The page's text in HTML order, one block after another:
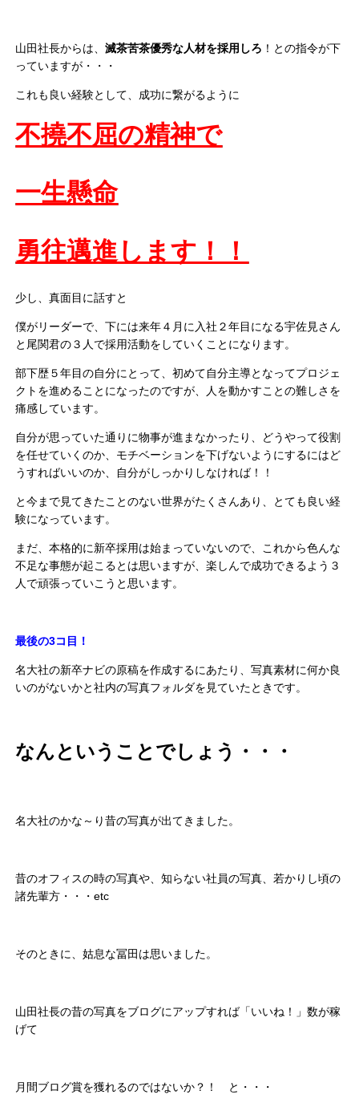
山田社長からは、滅茶苦茶優秀な人材を採用しろ ！との指令が下
っていますが・・・
これも良い経験として、成功に繋がるように
不撓不屈の精神で
一生懸命
勇往邁進します！！
少し、真面目に話すと
僕がリーダーで、下には来年４月に入社２年目になる宇佐見さん
と尾関君の３人で採用活動をしていくことになります。
部下歴５年目の自分にとって、初めて自分主導となってプロジェ
クトを進めることになったのですが、人を動かすことの難しさを
痛感しています。
自分が思っていた通りに物事が進まなかったり、どうやって役割
を任せていくのか、モチベーションを下げないようにするにはど
うすればいいのか、自分がしっかりしなければ！！
と今まで見てきたことのない世界がたくさんあり、とても良い経
験になっています。
まだ、本格的に新卒採用は始まっていないので、これから色んな
不足な事態が起こるとは思いますが、楽しんで成功できるよう３
人で頑張っていこうと思います。
最後の3コ目！
名大社の新卒ナビの原稿を作成するにあたり、写真素材に何か良
いのがないかと社内の写真フォルダを見ていたときです。
なんということでしょう・・・
名大社のかな～り昔の写真が出てきました。
昔のオフィスの時の写真や、知らない社員の写真、若かりし頃の
諸先輩方・・・etc
そのときに、姑息な冨田は思いました。
山田社長の昔の写真をブログにアップすれば「いいね！」数が稼
げて
月間ブログ賞を獲れるのではないか？！ と・・・